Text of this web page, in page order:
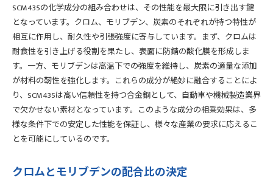
SCM435の化学成分の組み合わせは、その性能を最大限に引き出す鍵
となっています。クロム、モリブデン、炭素のそれぞれが持つ特性が
相互に作用し、耐久性や引張強度に寄与しています。まず、クロムは
耐食性を引き上げる役割を果たし、表面に防錆の酸化膜を形成しま
す。一方、モリブデンは高温下での強度を維持し、炭素の適量な添加
が材料の靭性を強化します。これらの成分が絶妙に融合することによ
り、SCM435は高い信頼性を持つ合金鋼として、自動車や機械製造業界
で欠かせない素材となっています。このような成分の相乗効果は、多
様な条件下での安定した性能を保証し、様々な産業の要求に応えるこ
とを可能にしているのです。
クロムとモリブデンの配合比の決定